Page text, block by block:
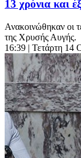
13 χρόνια και
Ανακοινώθηκαν οι
της Χρυσής Αυγής.
16:39 | Τετάρτη 14